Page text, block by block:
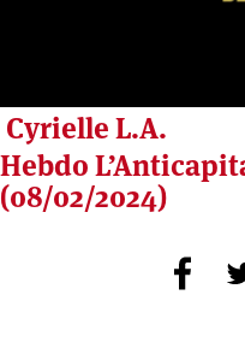
Cyrielle L.A.
Hebdo
(08/02/2024)